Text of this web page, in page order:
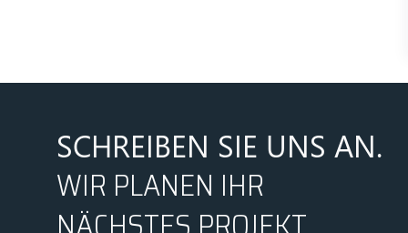
SCHREIBEN SIE UNS AN.
WIR PLANEN IHR